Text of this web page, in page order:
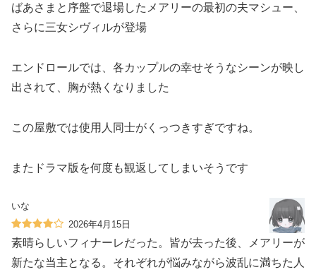
ばあさまと序盤で退場したメアリーの最初の夫マシュー、
さらに三女シヴィルが登場
エンドロールでは、各カップルの幸せそうなシーンが映し
出されて、胸が熱くなりました
この屋敷では使用人同士がくっつきすぎですね。
またドラマ版を何度も観返してしまいそうです
いな
2026年4月15日
素晴らしいフィナーレだった。皆が去った後、メアリーが
新たな当主となる。それぞれが悩みながら波乱に満ちた人